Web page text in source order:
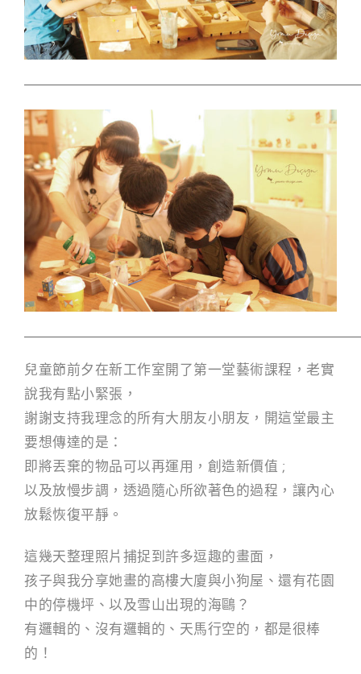
兒童節前夕在新工作室開了第一堂藝術課程，老實
說我有點小緊張，
謝謝支持我理念的所有大朋友小朋友，開這堂最主
要想傳達的是：
即將丟棄的物品可以再運用，創造新價值 ;
以及放慢步調，透過隨心所欲著色的過程，讓內心
放鬆恢復平靜。
這幾天整理照片捕捉到許多逗趣的畫面，
孩子與我分享她畫的高樓大廈與小狗屋、還有花園
中的停機坪、以及雪山出現的海鷗？
有邏輯的、沒有邏輯的、天馬行空的，都是很棒
的！